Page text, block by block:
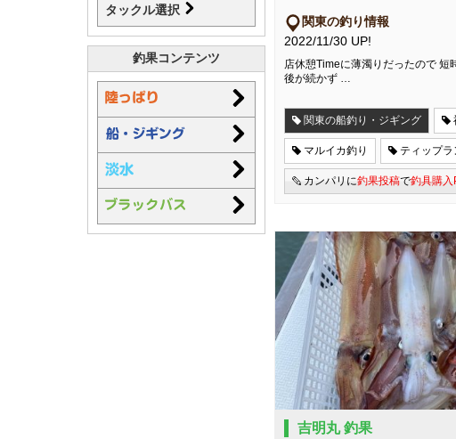
タックル選択
釣果コンテンツ
関東の釣り情報
2022/11/30 UP!
店休憩Timeに薄濁りだったので 短
後が続かず …
関東の船釣り・ジギング
マルイカ釣り ティップラ
カンパリに釣果投稿で釣具購入
吉明丸 釣果